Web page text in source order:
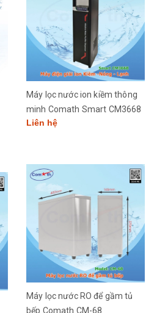
Máy lọc nước ion kiềm thông
minh Comath Smart CM3668
Liên hệ
Máy lọc nước RO để gầm tủ
bếp Comath CM-68